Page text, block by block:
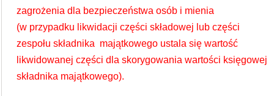
zagrożenia dla bezpieczeństwa osób i mienia
(w przypadku likwidacji części składowej lub części
zespołu składnika majątkowego ustala się wartość
likwidowanej części dla skorygowania wartości księgowej
składnika majątkowego).